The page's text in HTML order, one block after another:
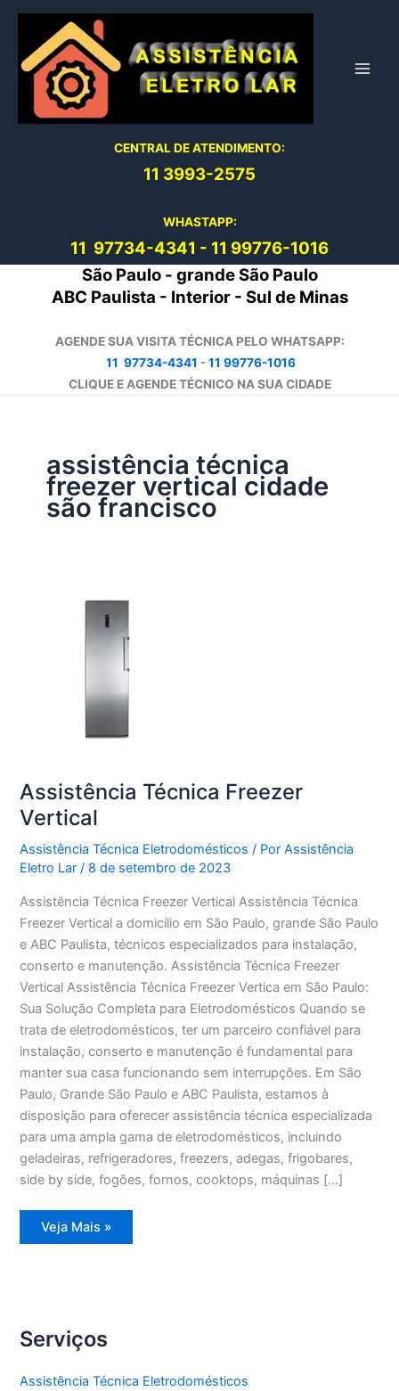
conteúdo
CENTRAL DE ATENDIMENTO:
11 3993-2575
WHASTAPP:
11 97734-4341 - 11 99776-1016
São Paulo - grande São Paulo
ABC Paulista - Interior - Sul de Minas
AGENDE SUA VISITA TÉCNICA PELO WHATSAPP:
11 97734-4341 -11 99776-1016
CLIQUE E AGENDE TÉCNICO NA SUA CIDADE
assistência técnica
freezer vertical cidade
são francisco
Assistência Técnica Freezer
Vertical
Assistência Técnica Eletrodomésticos / PorAssistência
Eletro Lar/ 8 de setembro de 2023
Assistência Técnica Freezer Vertical Assistência Técnica
Freezer Vertical a domicílio em São Paulo, grande São Paulo
e ABC Paulista, técnicos especializados para instalação,
conserto e manutenção. Assistência Técnica Freezer
Vertical Assistência Técnica Freezer Vertica em São Paulo:
Sua Solução Completa para Eletrodomésticos Quando se
trata de eletrodomésticos, ter um parceiro confiável para
instalação, conserto e manutenção é fundamental para
manter sua casa funcionando sem interrupções. Em São
Paulo, Grande São Paulo e ABC Paulista, estamos à
disposição para oferecer assistência técnica especializada
para uma ampla gama de eletrodomésticos, incluindo
geladeiras, refrigeradores, freezers, adegas, frigobares,
side by side, fogões, fornos, cooktops, máquinas […]
Assistência
Técnica
Veja Mais »
Serviços
Assistência Técnica Eletrodomésticos